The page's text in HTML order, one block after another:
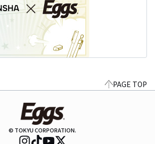
PAGE TOP
© TOKYU CORPORATION.